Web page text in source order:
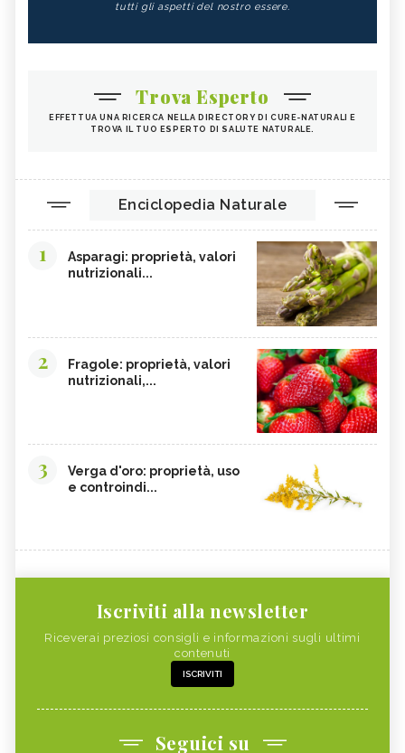
tutti gli aspetti del nostro essere.
Trova Esperto
EFFETTUA UNA RICERCA NELLA DIRECTORY DI CURE-NATURALI E
TROVA IL TUO ESPERTO DI SALUTE NATURALE.
Enciclopedia Naturale
1
Asparagi: proprietà, valori
nutrizionali...
2
Fragole: proprietà, valori
nutrizionali,...
3
Verga d'oro: proprietà, uso
e controindi...
Iscriviti alla newsletter
Riceverai preziosi consigli e informazioni sugli ultimi
contenuti
ISCRIVITI
Seguici su